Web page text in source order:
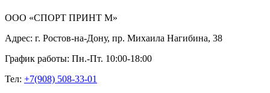
ООО «СПОРТ ПРИНТ М»
Адрес: г. Ростов-на-Дону, пр. Михаила Нагибина, 38
График работы: Пн.-Пт. 10:00-18:00
Тел: +7(908) 508-33-01